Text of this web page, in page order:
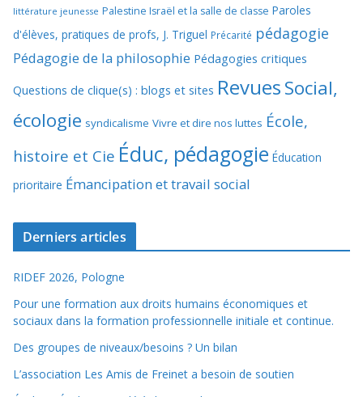
littérature jeunesse Palestine Israël et la salle de classe Paroles
d'élèves, pratiques de profs, J. Triguel Précarité pédagogie
Pédagogie de la philosophie Pédagogies critiques
Questions de clique(s) : blogs et sites RevuesSocial,
écologie syndicalisme Vivre et dire nos luttes École,
histoire et Cie Éduc, pédagogie Éducation
prioritaire Émancipation et travail social
Derniers articles
RIDEF 2026, Pologne
Pour une formation aux droits humains économiques et
sociaux dans la formation professionnelle initiale et continue.
Des groupes de niveaux/besoins ? Un bilan
L’association Les Amis de Freinet a besoin de soutien